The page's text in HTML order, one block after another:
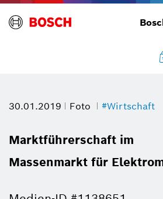
30.01.2019 Foto #Wirtschaft
Marktführerschaft im
Massenmarkt für